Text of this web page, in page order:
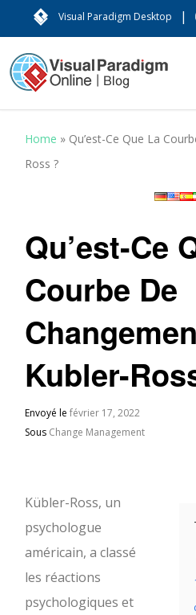
Visual Paradigm Desktop |
Home » Qu’est-Ce Que La
Ross ?
Qu’est-Ce
Courbe De
Kubler-
Envoyé lefévrier 17, 2022
Sous Change Management
Kübler-Ross, un
psychologue
américain, a classé
les réactions
psychologiques et